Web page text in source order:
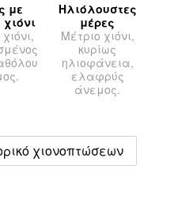
με
Ηλιόλουστες
μέρες
Μέτριο χιόνι,
κυρίως
ηλιοφάνεια,
ελαφρύς
άνεμος.
χιονοπτώσεων